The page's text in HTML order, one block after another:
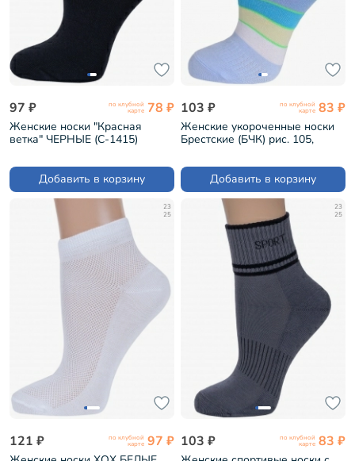
97 ₽ по клубной
карте 78 ₽
Женские носки "Красная
ветка" ЧЕРНЫЕ (С-1415)
Добавить в корзину
103 ₽ по клубной
карте 83 ₽
Женские укороченные носки
Брестские (БЧК) рис. 105,
Добавить в корзину
23
25
121 ₽ по клубной
карте 97 ₽
23
25
103 ₽ по клубной
карте 83 ₽